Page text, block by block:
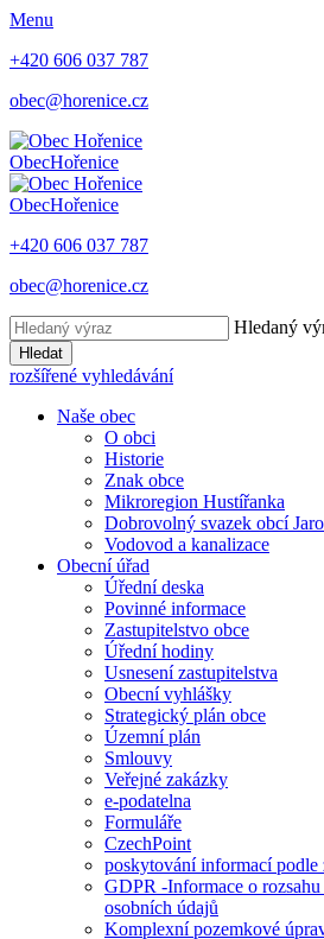
Menu
+420 606 037 787
obec@horenice.cz
ObecHořenice
ObecHořenice
+420 606 037 787
obec@horenice.cz
Hledaný
Hledat
rozšířené vyhledávání
Naše obec
O obci
Historie
Znak obce
Mikroregion Hustířanka
Dobrovolný svazek obcí
Vodovod a kanalizace
Obecní úřad
Úřední deska
Povinné informace
Zastupitelstvo obce
Úřední hodiny
Usnesení zastupitelstva
Obecní vyhlášky
Strategický plán obce
Územní plán
Smlouvy
Veřejné zakázky
e-podatelna
Formuláře
CzechPoint
poskytování informací podle
GDPR -Informace o
osobních údajů
Komplexní pozemkové